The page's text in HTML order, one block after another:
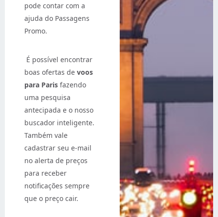
pode contar com a
ajuda do Passagens
Promo.
É possível encontrar
boas ofertas de voos
para Paris fazendo
uma pesquisa
antecipada e o nosso
buscador inteligente.
Também vale
cadastrar seu e-mail
no alerta de preços
para receber
notificações sempre
que o preço cair.